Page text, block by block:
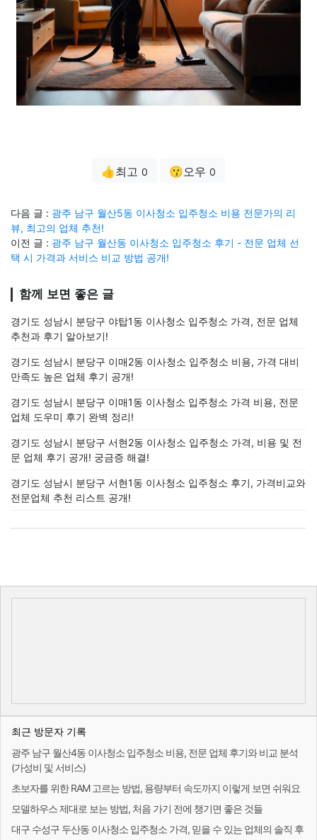
👍최고 0 😗오우 0
다음 글 : 광주 남구 월산5동 이사청소 입주청소 비용 전문가의 리
뷰, 최고의 업체 추천!
이전 글 : 광주 남구 월산동 이사청소 입주청소 후기 - 전문 업체 선
택 시 가격과 서비스 비교 방법 공개!
함께 보면 좋은 글
경기도 성남시 분당구 야탑1동 이사청소 입주청소 가격, 전문 업체
추천과 후기 알아보기!
경기도 성남시 분당구 이매2동 이사청소 입주청소 비용, 가격 대비
만족도 높은 업체 후기 공개!
경기도 성남시 분당구 이매1동 이사청소 입주청소 가격 비용, 전문
업체 도우미 후기 완벽 정리!
경기도 성남시 분당구 서현2동 이사청소 입주청소 가격, 비용 및 전
문 업체 후기 공개! 궁금증 해결!
경기도 성남시 분당구 서현1동 이사청소 입주청소 후기, 가격비교와
전문업체 추천 리스트 공개!
최근 방문자 기록
광주 남구 월산4동 이사청소 입주청소 비용, 전문 업체 후기와 비교 분석
(가성비 및 서비스)
초보자를 위한 RAM 고르는 방법, 용량부터 속도까지 이렇게 보면 쉬워요
모델하우스 제대로 보는 방법, 처음 가기 전에 챙기면 좋은 것들
대구 수성구 두산동 이사청소 입주청소 가격, 믿을 수 있는 업체의 솔직 후